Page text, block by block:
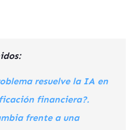
resuelve la IA en
financiera?.
frente a una